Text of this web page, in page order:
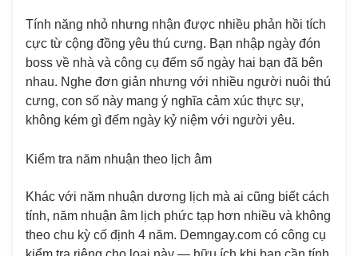
Tính năng nhỏ nhưng nhận được nhiều phản hồi tích
cực từ cộng đồng yêu thú cưng. Bạn nhập ngày đón
boss về nhà và công cụ đếm số ngày hai bạn đã bên
nhau. Nghe đơn giản nhưng với nhiều người nuôi thú
cưng, con số này mang ý nghĩa cảm xúc thực sự,
không kém gì đếm ngày kỷ niệm với người yêu.
Kiểm tra năm nhuận theo lịch âm
Khác với năm nhuận dương lịch mà ai cũng biết cách
tính, năm nhuận âm lịch phức tạp hơn nhiều và không
theo chu kỳ cố định 4 năm. Demngay.com có công cụ